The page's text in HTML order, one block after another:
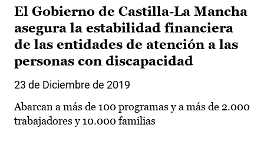
El Gobierno de Castilla-La Mancha
asegura la estabilidad financiera
de las entidades de atención a las
personas con discapacidad
23 de Diciembre de 2019
Abarcan a más de 100 programas y a más de 2.000
trabajadores y 10.000 familias